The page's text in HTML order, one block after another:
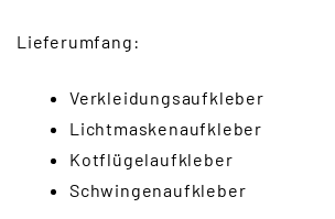
Lieferumfang:
Verkleidungsaufkleber
Lichtmaskenaufkleber
Kotflügelaufkleber
Schwingenaufkleber